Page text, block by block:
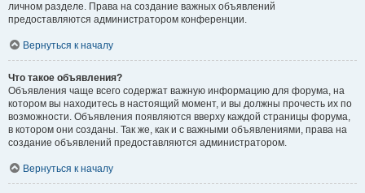
личном разделе. Права на создание важных объявлений
предоставляются администратором конференции.
Вернуться к началу
Что такое объявления?
Объявления чаще всего содержат важную информацию для форума, на
котором вы находитесь в настоящий момент, и вы должны прочесть их по
возможности. Объявления появляются вверху каждой страницы форума,
в котором они созданы. Так же, как и с важными объявлениями, права на
создание объявлений предоставляются администратором.
Вернуться к началу